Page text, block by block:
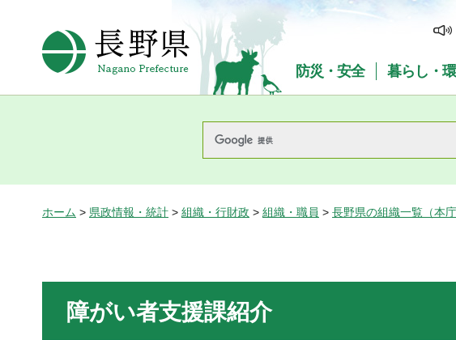
長野県Nagano Prefecture
防災・安全 暮らし・
ホーム > 県政情報・統計 > 組織・行財政 > 組織・職員 > 長野県の組織一覧（本庁
障がい者支援課紹介